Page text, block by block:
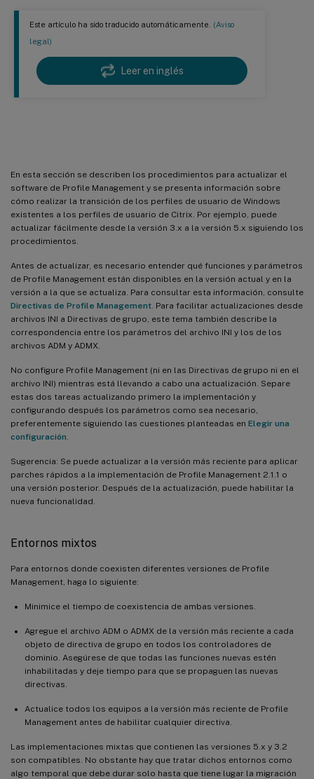
Este artículo ha sido traducido automáticamente. (Aviso
legal)
Leer en inglés
En esta sección se describen los procedimientos para actualizar el
software de Profile Management y se presenta información sobre
cómo realizar la transición de los perfiles de usuario de Windows
existentes a los perfiles de usuario de Citrix. Por ejemplo, puede
actualizar fácilmente desde la versión 3.x a la versión 5.x siguiendo los
procedimientos.
Antes de actualizar, es necesario entender qué funciones y parámetros
de Profile Management están disponibles en la versión actual y en la
versión a la que se actualiza. Para consultar esta información, consulte
Directivas de Profile Management . Para facilitar actualizaciones desde
archivos INI a Directivas de grupo, este tema también describe la
correspondencia entre los parámetros del archivo INI y los de los
archivos ADM y ADMX.
No configure Profile Management (ni en las Directivas de grupo ni en el
archivo INI) mientras está llevando a cabo una actualización. Separe
estas dos tareas actualizando primero la implementación y
configurando después los parámetros como sea necesario,
preferentemente siguiendo las cuestiones planteadas en Elegir una
configuración
Sugerencia: Se puede actualizar a la versión más reciente para aplicar
parches rápidos a la implementación de Profile Management 2.1.1 o
una versión posterior. Después de la actualización, puede habilitar la
nueva funcionalidad.
Entornos mixtos
Para entornos donde coexisten diferentes versiones de Profile
Management, haga lo siguiente:
Minimice el tiempo de coexistencia de ambas versiones.
Agregue el archivo ADM o ADMX de la versión más reciente a cada
objeto de directiva de grupo en todos los controladores de
dominio. Asegúrese de que todas las funciones nuevas estén
inhabilitadas y deje tiempo para que se propaguen las nuevas
directivas.
Actualice todos los equipos a la versión más reciente de Profile
Management antes de habilitar cualquier directiva.
Las implementaciones mixtas que contienen las versiones 5.x y 3.2
son compatibles. No obstante hay que tratar dichos entornos como
algo temporal que debe durar solo hasta que tiene lugar la migración